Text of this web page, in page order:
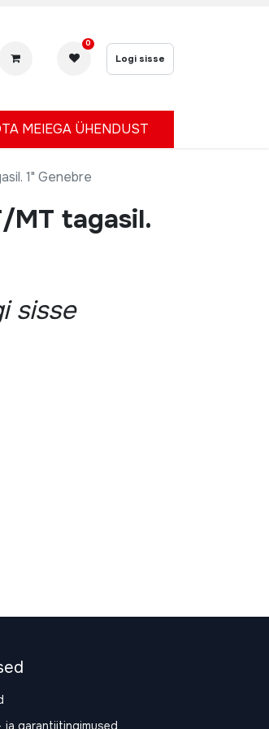
0
Logi sisse
MEIEGA ÜHENDUST
1" Genebre
MT tagasil.
sisse
ja garantiitingimused